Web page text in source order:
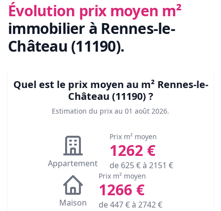
Évolution prix moyen m²
immobilier à Rennes-le-
Château (11190).
Quel est le prix moyen au m² Rennes-le-
Château (11190) ?
Estimation du prix au 01 août 2026.
Appartement
Prix m² moyen
1262 €
de 625€ à 2151 €
Maison
Prix m² moyen
1266€
de447€ à 2742€